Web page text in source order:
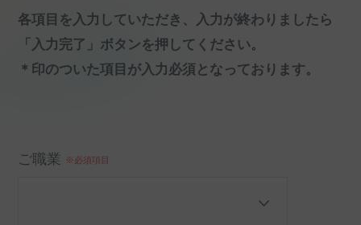
各項目を入力していただき、入力が終わりましたら
「入力完了」ボタンを押してください。
＊印のついた項目が入力必須となっております。
ご職業 ※必須項目